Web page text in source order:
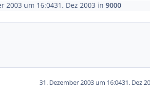
2003 um 16:0431. Dez 2003 in 9000
31. Dezember 2003 um 16:0431. Dez